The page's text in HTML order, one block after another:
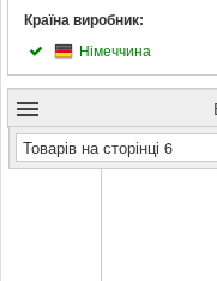
Країна виробник:
Німеччина
Товарів на сторінці 6